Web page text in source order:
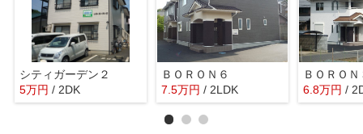
シティガーデン２
5万円 / 2DK
ＢＯＲＯＮ６
7.5万円 / 2LDK
ＢＯＲＯＮ
6.8万円 /